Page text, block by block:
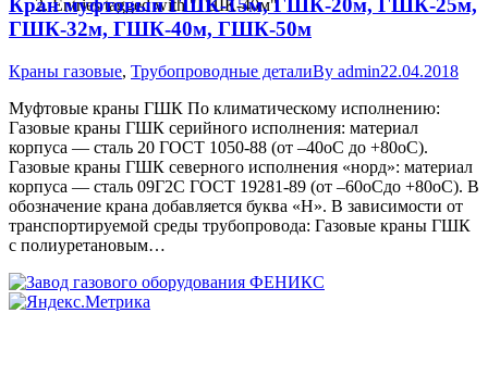
Entries tagged with "ГШК-40м"
Кран муфтовый ГШК-15м, ГШК-20м, ГШК-25м,
ГШК-32м, ГШК-40м, ГШК-50м
Краны газовые, Трубопроводные деталиBy admin22.04.2018
Муфтовые краны ГШК По климатическому исполнению:
Газовые краны ГШК серийного исполнения: материал
корпуса — сталь 20 ГОСТ 1050-88 (от –40оС до +80оС).
Газовые краны ГШК северного исполнения «норд»: материал
корпуса — сталь 09Г2С ГОСТ 19281-89 (от –60оСдо +80оС). В
обозначение крана добавляется буква «Н». В зависимости от
транспортируемой среды трубопровода: Газовые краны ГШК
с полиуретановым…